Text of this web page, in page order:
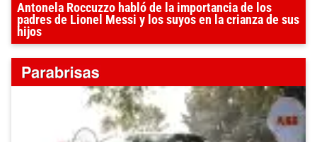
Antonela Roccuzzo habló de la importancia de los
padres de Lionel Messi y los suyos en la crianza de sus
hijos